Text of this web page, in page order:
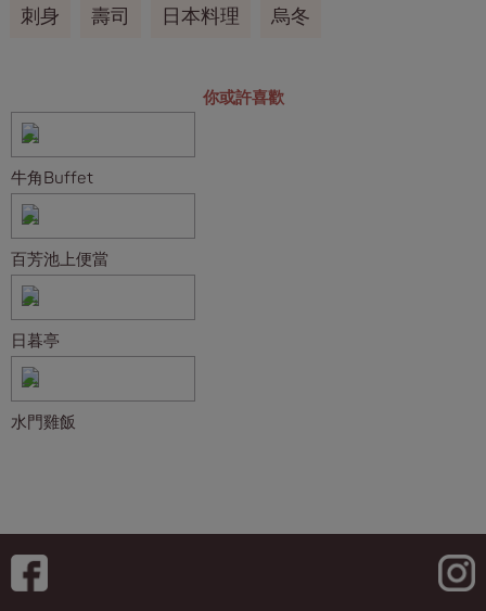
刺身 壽司 日本料理 烏冬
你或許喜歡
牛角Buffet
百芳池上便當
日暮亭
水門雞飯